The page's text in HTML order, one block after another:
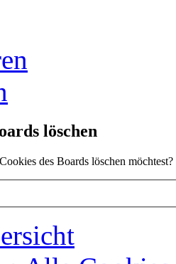
löschen
des Boards löschen möchtest?